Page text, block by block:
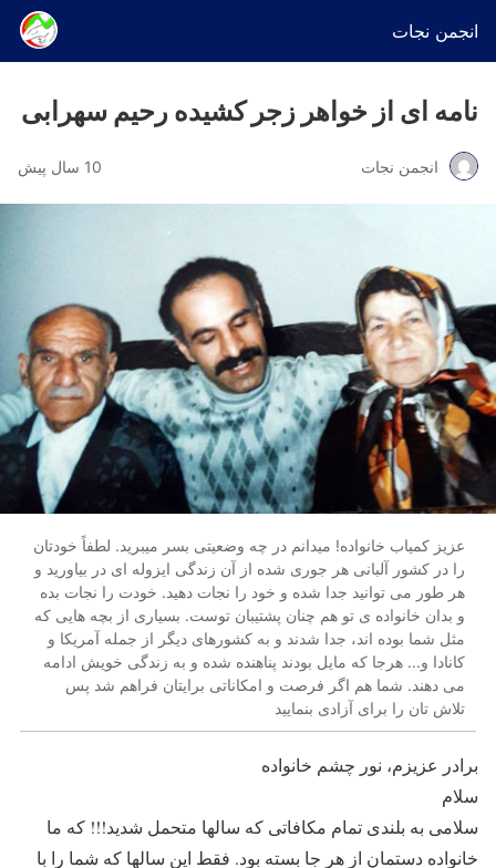
انجمن نجات
نامه ای از خواهر زجر کشیده رحیم سهرابی
انجمن نجات 10 سال پیش
عزیز کمیاب خانواده! میدانم در چه وضعیتی بسر میبرید. لطفاً خودتان
را در کشور آلبانی هر جوری شده از آن زندگی ایزوله ای در بیاورید و
هر طور می توانید جدا شده و خود را نجات دهید. خودت را نجات بده
و بدان خانواده ی تو هم چنان پشتیبان توست. بسیاری از بچه هایی که
مثل شما بوده اند، جدا شدند و به کشورهای دیگر از جمله آمریکا و
کانادا و... هرجا که مایل بودند پناهنده شده و به زندگی خویش ادامه
می دهند. شما هم اگر فرصت و امکاناتی برایتان فراهم شد پس
تلاش تان را برای آزادی بنمایید
برادر عزیزم، نور چشم خانواده
سلام
سلامی به بلندی تمام مکافاتی که سالها متحمل شدید!!! که ما
خانواده دستمان از هر جا بسته بود. فقط این سالها که شما را با